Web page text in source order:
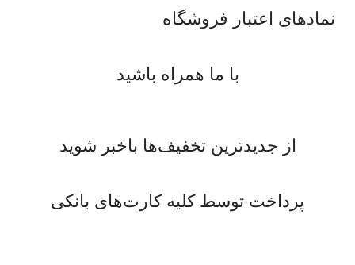
نمادهای اعتبار فروشگاه
با ما همراه باشید
از جدیدترین تخفیف‌ها باخبر شوید
پرداخت توسط کلیه کارت‌های بانکی